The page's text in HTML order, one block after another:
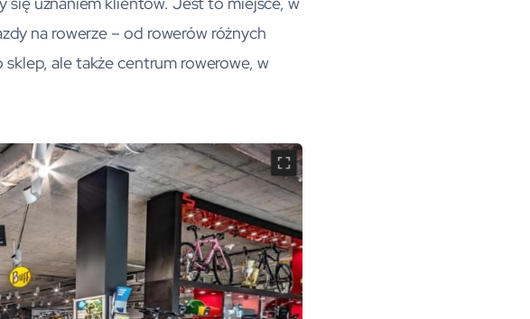
na rowerze – od rowerów różnych
ale także centrum rowerowe, w